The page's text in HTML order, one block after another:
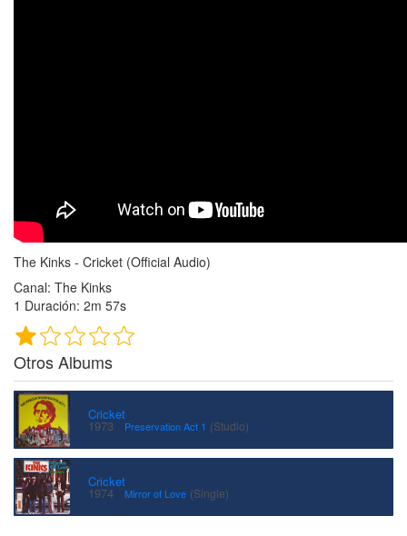
The Kinks - Cricket (Official Audio)
Canal: The Kinks
1 Duración: 2m 57s
Otros Albums
Cricket
1973·Preservation Act 1 (Studio)
Cricket
1974·Mirror of Love (Single)